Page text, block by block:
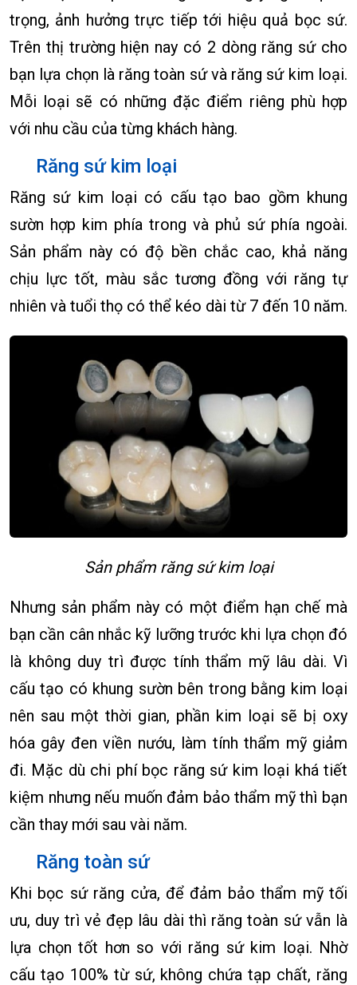
trọng, ảnh hưởng trực tiếp tới hiệu quả bọc sứ.
Trên thị trường hiện nay có 2 dòng răng sứ cho
bạn lựa chọn là răng toàn sứ và răng sứ kim loại.
Mỗi loại sẽ có những đặc điểm riêng phù hợp
với nhu cầu của từng khách hàng.
Răng sứ kim loại
Răng sứ kim loại có cấu tạo bao gồm khung
sườn hợp kim phía trong và phủ sứ phía ngoài.
Sản phẩm này có độ bền chắc cao, khả năng
chịu lực tốt, màu sắc tương đồng với răng tự
nhiên và tuổi thọ có thể kéo dài từ 7 đến 10 năm.
Sản phẩm răng sứ kim loại
Nhưng sản phẩm này có một điểm hạn chế mà
bạn cần cân nhắc kỹ lưỡng trước khi lựa chọn đó
là không duy trì được tính thẩm mỹ lâu dài. Vì
cấu tạo có khung sườn bên trong bằng kim loại
nên sau một thời gian, phần kim loại sẽ bị oxy
hóa gây đen viền nướu, làm tính thẩm mỹ giảm
đi. Mặc dù chi phí bọc răng sứ kim loại khá tiết
kiệm nhưng nếu muốn đảm bảo thẩm mỹ thì bạn
cần thay mới sau vài năm.
Răng toàn sứ
Khi bọc sứ răng cửa, để đảm bảo thẩm mỹ tối
ưu, duy trì vẻ đẹp lâu dài thì răng toàn sứ vẫn là
lựa chọn tốt hơn so với răng sứ kim loại. Nhờ
cấu tạo 100% từ sứ, không chứa tạp chất, răng